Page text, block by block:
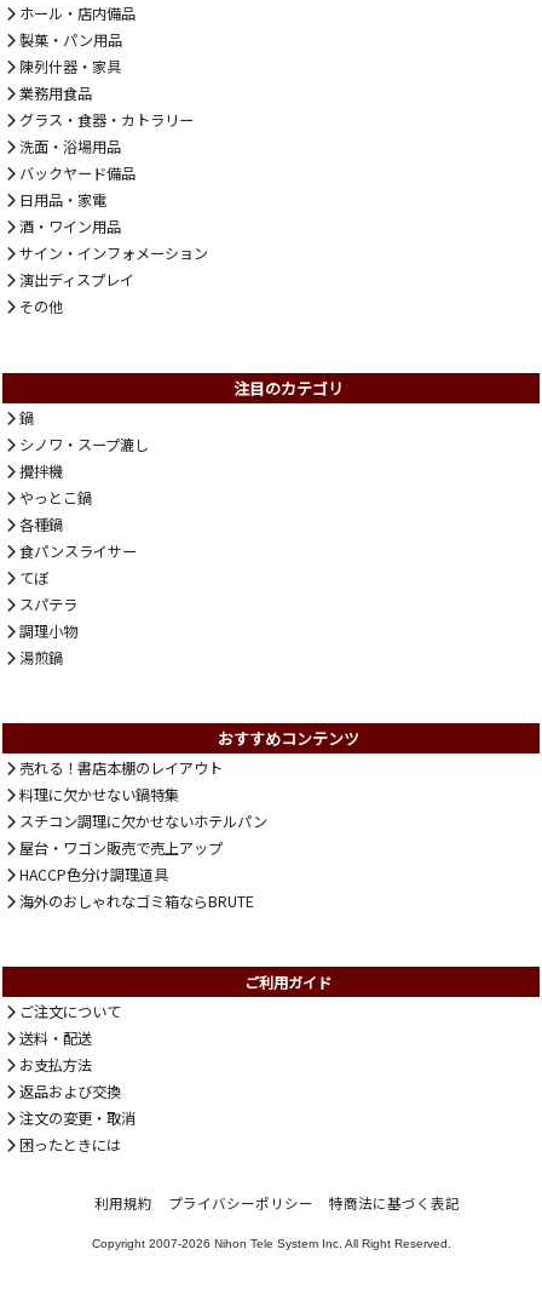
ホール・店内備品
製菓・パン用品
陳列什器・家具
業務用食品
グラス・食器・カトラリー
洗面・浴場用品
バックヤード備品
日用品・家電
酒・ワイン用品
サイン・インフォメーション
演出ディスプレイ
その他
注目のカテゴリ
鍋
シノワ・スープ漉し
攪拌機
やっとこ鍋
各種鍋
食パンスライサー
てぼ
スパテラ
調理小物
湯煎鍋
おすすめコンテンツ
売れる！書店本棚のレイアウト
料理に欠かせない鍋特集
スチコン調理に欠かせないホテルパン
屋台・ワゴン販売で売上アップ
HACCP色分け調理道具
海外のおしゃれなゴミ箱ならBRUTE
ご利用ガイド
ご注文について
送料・配送
お支払方法
返品および交換
注文の変更・取消
困ったときには
利用規約 プライバシーポリシー 特商法に基づく表記
Copyright 2007-2026 Nihon Tele System Inc. All Right Reserved.